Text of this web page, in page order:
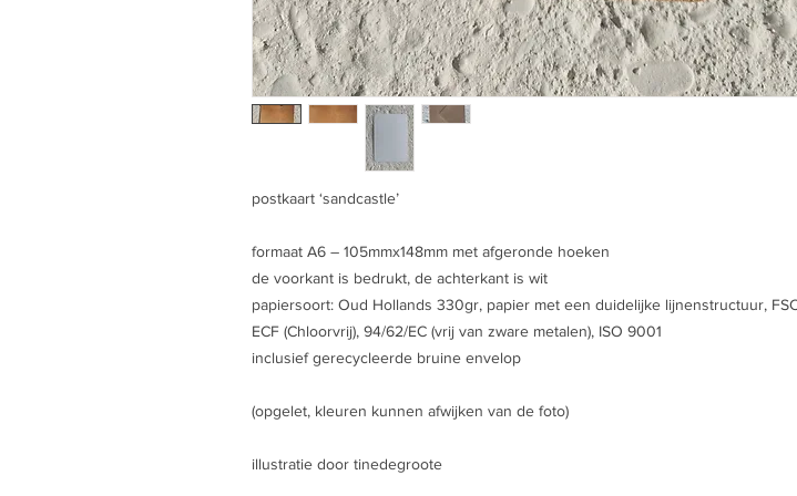
postkaart ‘sandcastle’
formaat A6 – 105mmx148mm met afgeronde hoeken
de voorkant is bedrukt, de achterkant is wit
papiersoort: Oud Hollands 330gr, papier met een duidelijke lijnenstructuur,
ECF (Chloorvrij), 94/62/EC (vrij van zware metalen), ISO 9001
inclusief gerecycleerde bruine envelop
(opgelet, kleuren kunnen afwijken van de foto)
illustratie door tinedegroote